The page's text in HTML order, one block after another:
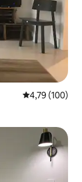
4,79 de uma
4,79 (100)